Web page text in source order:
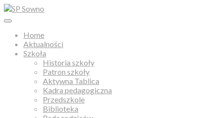
Home
Aktualności
Szkoła
Historia szkoły
Patron szkoły
Aktywna Tablica
Kadra pedagogiczna
Przedszkole
Biblioteka